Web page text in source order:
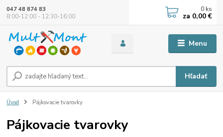
Menu
Hľadať
047 48 874 83
8:00-12:00 - 12:30-16:00
0 ks
za 0,00 €
Úvod Pájkovacie tvarovky
Pájkovacie tvarovky